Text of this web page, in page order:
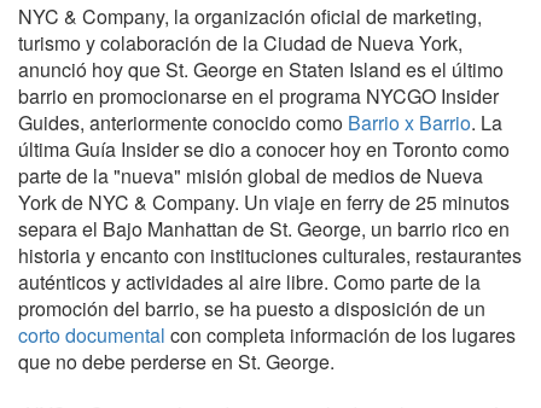
NYC & Company, la organización oficial de marketing,
turismo y colaboración de la Ciudad de Nueva York,
anunció hoy que St. George en Staten Island es el último
barrio en promocionarse en el programa NYCGO Insider
Guides, anteriormente conocido como Barrio x Barrio. La
última Guía Insider se dio a conocer hoy en Toronto como
parte de la "nueva" misión global de medios de Nueva
York de NYC & Company. Un viaje en ferry de 25 minutos
separa el Bajo Manhattan de St. George, un barrio rico en
historia y encanto con instituciones culturales, restaurantes
auténticos y actividades al aire libre. Como parte de la
promoción del barrio, se ha puesto a disposición de un
corto documental con completa información de los lugares
que no debe perderse en St. George.